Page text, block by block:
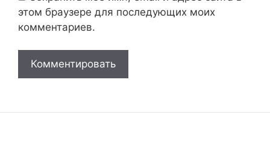
этом браузере для последующих моих
комментариев.